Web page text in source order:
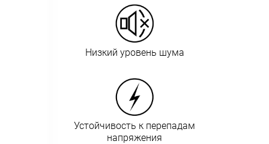
Низкий уровень шума
Устойчивость к перепадам
напряжения